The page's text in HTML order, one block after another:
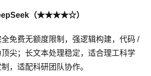
（★★★★☆）
全免费无额度限制，强逻辑构建，代码 /
尖；长文本处理稳定，适合理工科学
，适配科研团队协作。